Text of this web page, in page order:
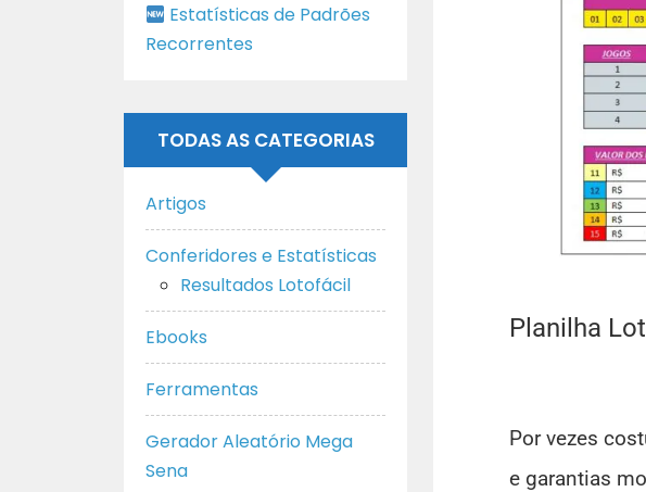
Planilha
Por vezes
e garantias
Estatísticas de Padrões
Recorrentes
TODAS AS CATEGORIAS
Artigos
Conferidores e Estatísticas
Resultados Lotofácil
Ebooks
Ferramentas
Gerador Aleatório Mega
Sena